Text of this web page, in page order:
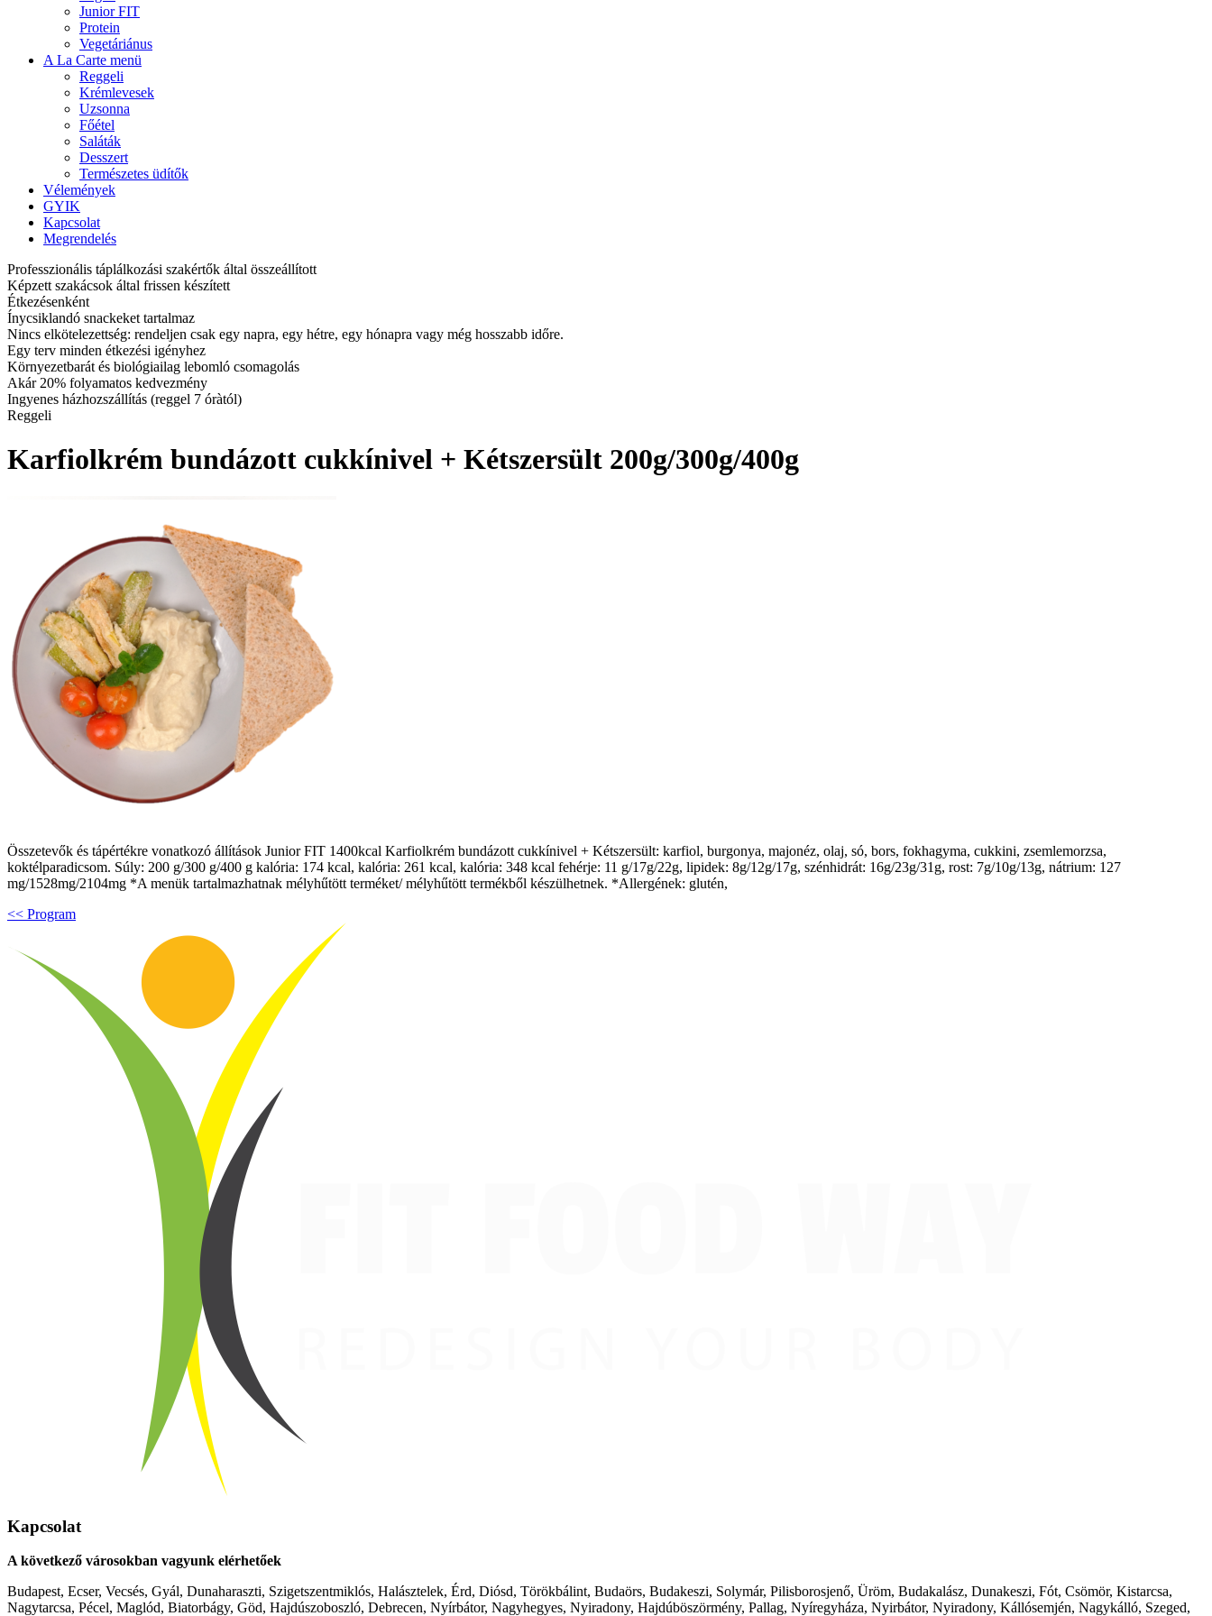
Junior FIT
Protein
Vegetáriánus
A La Carte menü
Reggeli
Krémlevesek
Uzsonna
Főétel
Saláták
Desszert
Természetes üdítők
Vélemények
GYIK
Kapcsolat
Megrendelés
Professzionális táplálkozási szakértők által összeállított
Képzett szakácsok által frissen készített
Étkezésenként
Ínycsiklandó snackeket tartalmaz
Nincs elkötelezettség: rendeljen csak egy napra, egy hétre, egy hónapra vagy még hosszabb időre.
Egy terv minden étkezési igényhez
Környezetbarát és biológiailag lebomló csomagolás
Akár 20% folyamatos kedvezmény
Ingyenes házhozszállítás (reggel 7 óràtól)
Reggeli
Karfiolkrém bundázott cukkínivel + Kétszersült 200g/300g/400g
Összetevők és tápértékre vonatkozó állítások Junior FIT 1400kcal Karfiolkrém bundázott cukkínivel + Kétszersült: karfiol, burgonya, majonéz, olaj, só, bors, fokhagyma, cukkini, zsemlemorzsa,
koktélparadicsom. Súly: 200 g/300 g/400 g kalória: 174 kcal, kalória: 261 kcal, kalória: 348 kcal fehérje: 11 g/17g/22g, lipidek: 8g/12g/17g, szénhidrát: 16g/23g/31g, rost: 7g/10g/13g, nátrium: 127
mg/1528mg/2104mg *A menük tartalmazhatnak mélyhűtött terméket/ mélyhűtött termékből készülhetnek. *Allergének: glutén,
<< Program
Kapcsolat
A következő városokban vagyunk elérhetőek
Budapest, Ecser, Vecsés, Gyál, Dunaharaszti, Szigetszentmiklós, Halásztelek, Érd, Diósd, Törökbálint, Budaörs, Budakeszi, Solymár, Pilisborosjenő, Üröm, Budakalász, Dunakeszi, Fót, Csömör, Kistarcsa,
Nagytarcsa, Pécel, Maglód, Biatorbágy, Göd, Hajdúszoboszló, Debrecen, Nyírbátor, Nagyhegyes, Nyiradony, Hajdúböszörmény, Pallag, Nyíregyháza, Nyirbátor, Nyiradony, Kállósemjén, Nagykálló, Szeged,